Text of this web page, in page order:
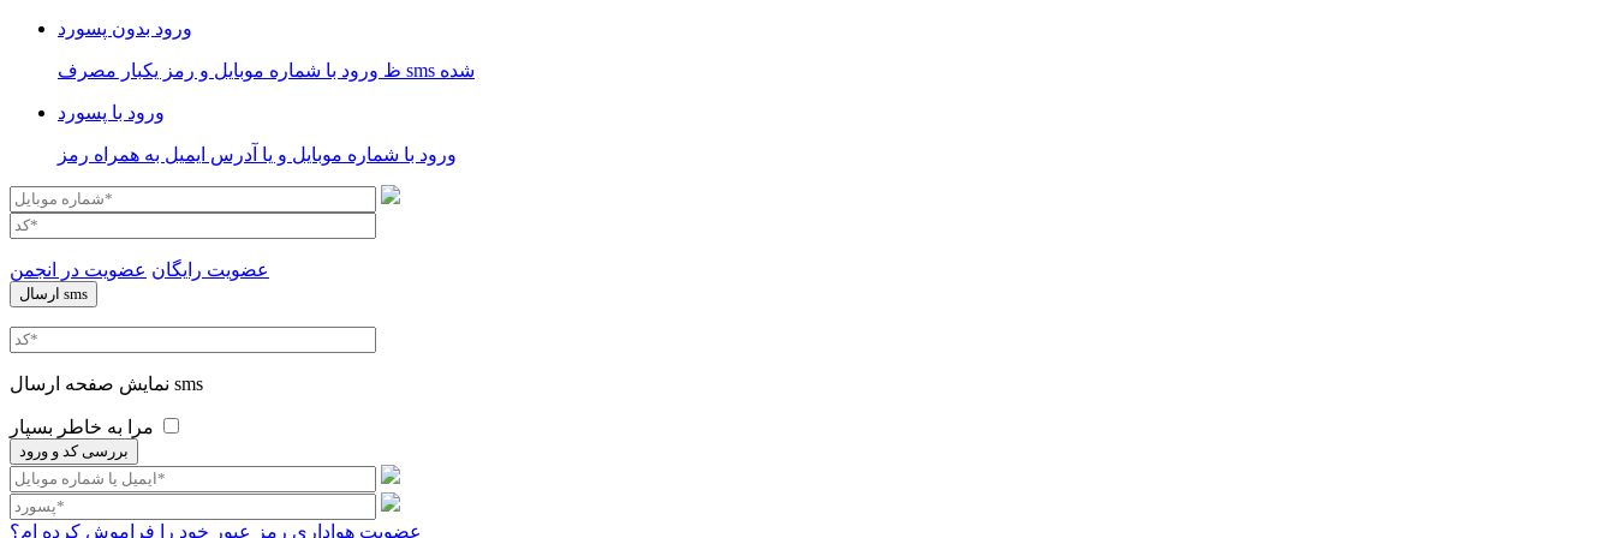
ورود بدون پسورد
ظ ورود با شماره موبایل و رمز یکبار مصرف sms شده
ورود با پسورد
ورود با شماره موبایل و یا آدرس ایمیل به همراه رمز
عضویت رایگان عضویت در انجمن
نمایش صفحه ارسال sms
عضویت هواداری رمز عبور خود را فراموش کرده ام؟